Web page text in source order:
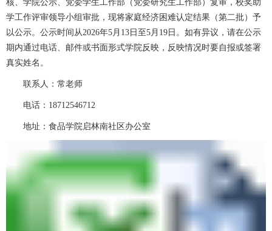
核、学院公示、党委学生工作部（党委研究生工作部）复审，校奖助
学工作评审领导小组审批，现将家庭经济困难认定结果（第二批）予
以公示。公示时间从2026年5月13日至5月19日。如有异议，请在公示
期内通过电话、邮件或书面形式学院反映，反映情况时要自报或签署
真实姓名。
联系人：常老师
电话：18712546712
地址：食品学院启林南社区办公室